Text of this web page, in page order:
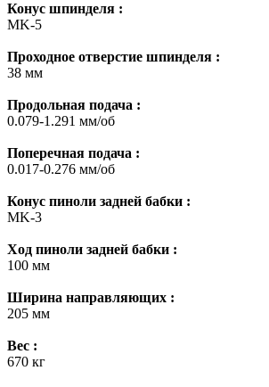
Конус шпинделя :
MK-5
Проходное отверстие шпинделя :
38 мм
Продольная подача :
0.079-1.291 мм/об
Поперечная подача :
0.017-0.276 мм/об
Конус пиноли задней бабки :
MK-3
Ход пиноли задней бабки :
100 мм
Ширина направляющих :
205 мм
Вес :
670 кг